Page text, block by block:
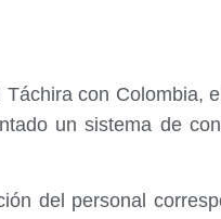
con Colombia,
un sistema de
del personal